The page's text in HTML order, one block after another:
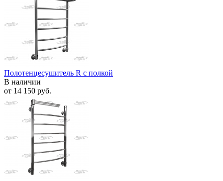
Полотенцесушитель R с полкой
В наличии
от 14 150 руб.